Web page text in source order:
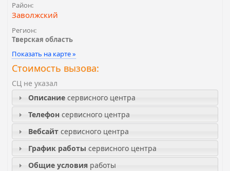
Район:
Заволжский
Регион:
Тверская область
Показать на карте »
Стоимость вызова:
СЦ не указал
Описаниесервисного центра
Телефонсервисного центра
Вебсайтсервисного центра
График работы сервисного центра
Общие условияработы